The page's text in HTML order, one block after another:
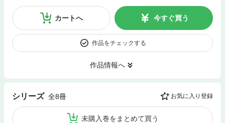
カートへ 今すぐ買う
作品をチェックする
作品情報へ
シリーズ 全8冊 お気に入り登録
未購入巻をまとめて買う